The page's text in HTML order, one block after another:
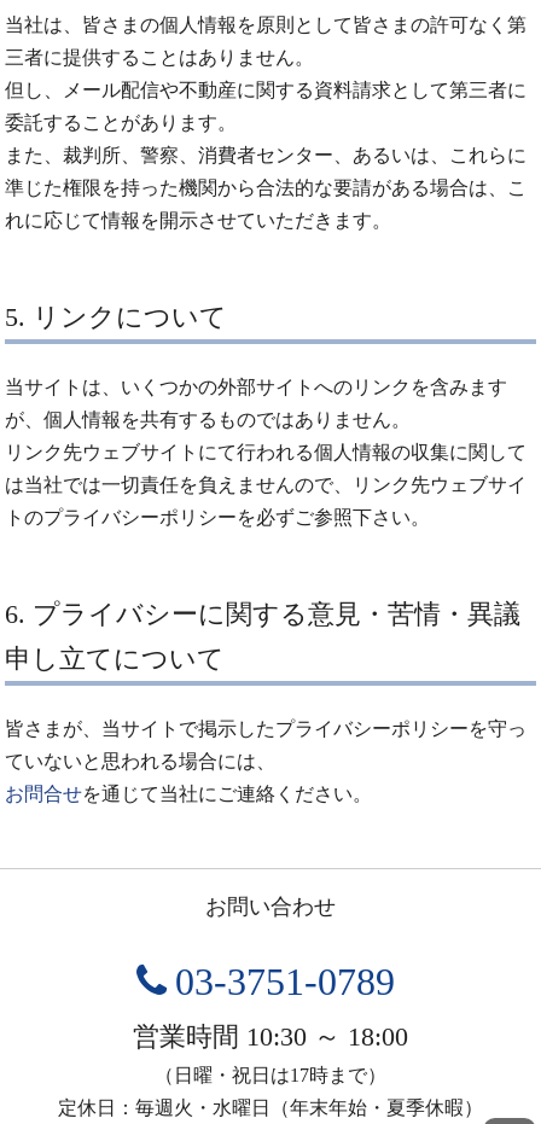
当社は、皆さまの個人情報を原則として皆さまの許可なく第
三者に提供することはありません。
但し、メール配信や不動産に関する資料請求として第三者に
委託することがあります。
また、裁判所、警察、消費者センター、あるいは、これらに
準じた権限を持った機関から合法的な要請がある場合は、こ
れに応じて情報を開示させていただきます。
5. リンクについて
当サイトは、いくつかの外部サイトへのリンクを含みます
が、個人情報を共有するものではありません。
リンク先ウェブサイトにて行われる個人情報の収集に関して
は当社では一切責任を負えませんので、リンク先ウェブサイ
トのプライバシーポリシーを必ずご参照下さい。
6. プライバシーに関する意見・苦情・異議
申し立てについて
皆さまが、当サイトで掲示したプライバシーポリシーを守っ
ていないと思われる場合には、
お問合せを通じて当社にご連絡ください。
お問い合わせ
03-3751-0789
営業時間 10:30 ～ 18:00
（日曜・祝日は17時まで）
定休日：毎週火・水曜日（年末年始・夏季休暇）